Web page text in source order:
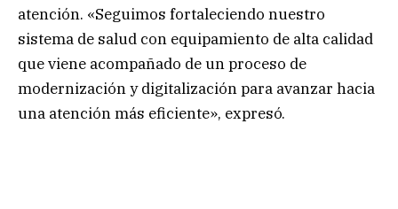
atención. «Seguimos fortaleciendo nuestro
sistema de salud con equipamiento de alta calidad
que viene acompañado de un proceso de
modernización y digitalización para avanzar hacia
una atención más eficiente», expresó.